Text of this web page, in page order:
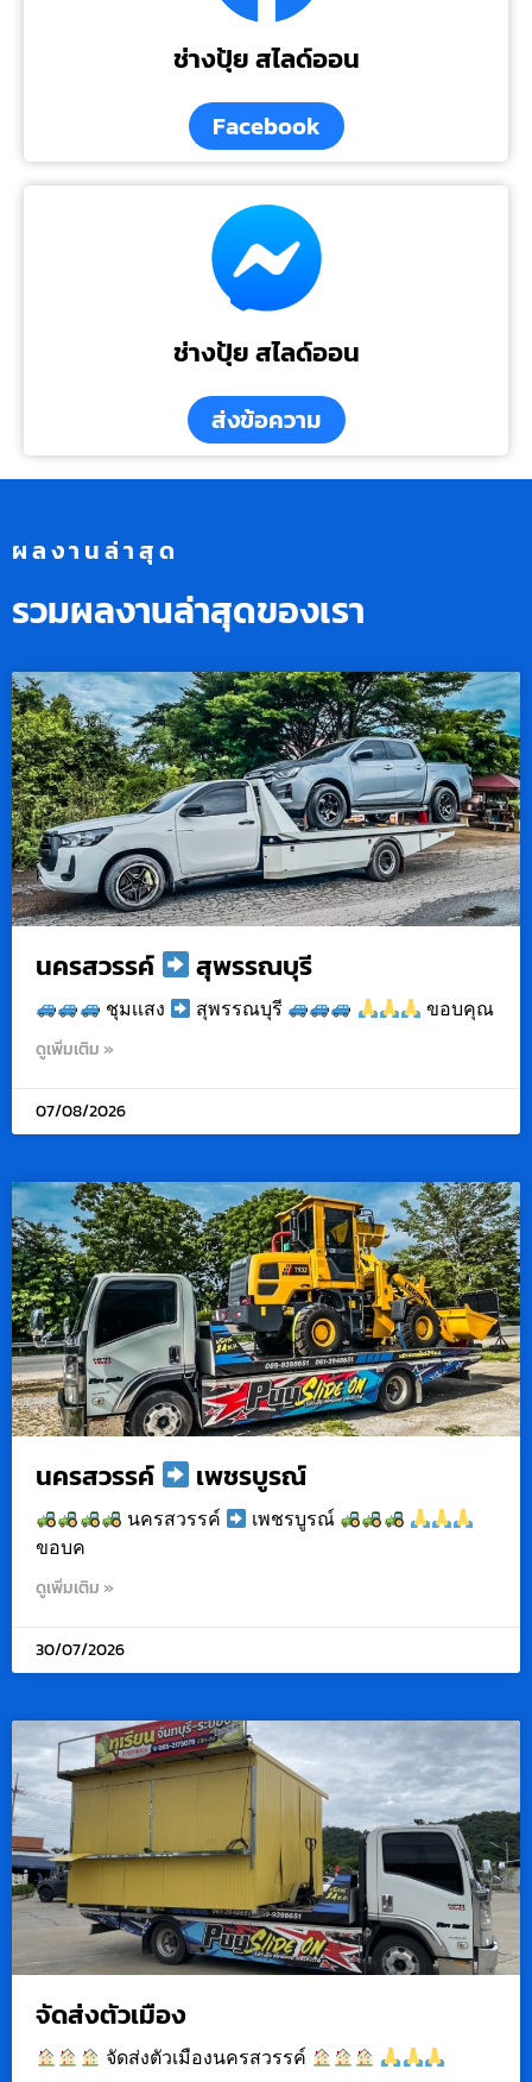
ช่างปุ้ย สไลด์ออน
Facebook
ช่างปุ้ย สไลด์ออน
ส่งข้อความ
ผลงานล่าสุด
รวมผลงานล่าสุดของเรา
นครสวรรค์ สุพรรณบุรี
ชุมเเสง สุพรรณบุรี ขอบคุณ
ดูเพิ่มเติม »
07/08/2026
นครสวรรค์ เพชรบูรณ์
นครสวรรค์
เพชรบูรณ์
ขอบค
ดูเพิ่มเติม »
30/07/2026
จัดส่งตัวเมือง
จัดส่งตัวเมืองนครสวรรค์